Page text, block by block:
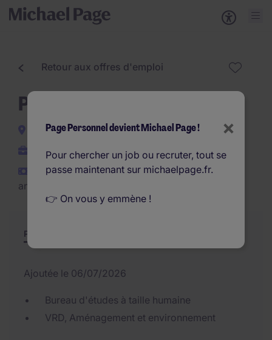
Retour aux offres d'emploi
Projeteur VRD H/F
La Bouilladisse
CDI
€35.000 - €45.000 par
an
Poste et missions
Ajoutée le 06/07/2026
Bureau d'études à taille humaine
VRD, Aménagement et environnement
×
Page Personnel devient Michael Page !
Pour chercher un job ou recruter, tout se
passe maintenant sur michaelpage.fr.
👉 On vous y emmène !